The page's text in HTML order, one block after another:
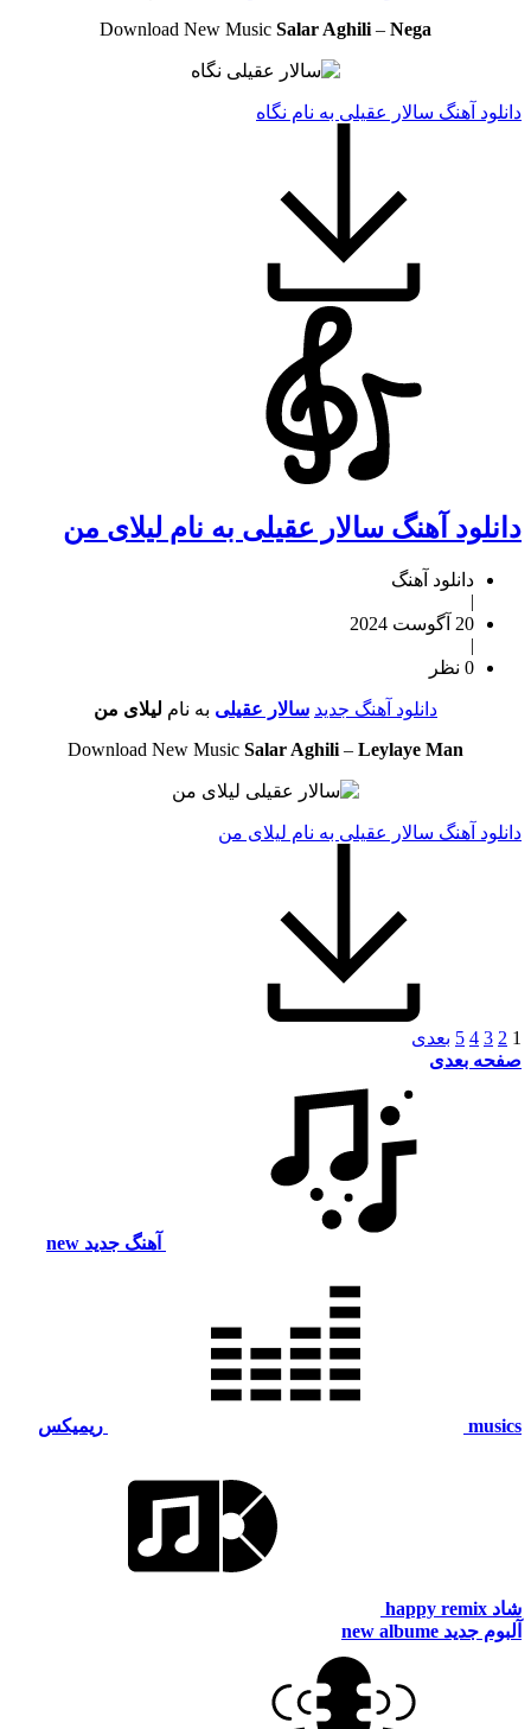
Download New Music Salar Aghili – Nega
دانلود آهنگ سالار عقیلی به نام نگاه
دانلود آهنگ سالار عقیلی به نام لیلای من
دانلود آهنگ
|
20 آگوست 2024
|
0 نظر
دانلود آهنگ جدید سالار عقیلی به نام لیلای من
Download New Music Salar Aghili – Leylaye Man
دانلود آهنگ سالار عقیلی به نام لیلای من
1
2
3
4
5 بعدی
صفحه بعدی
آهنگ جدید new
musics ریمیکس
شاد happy remix
آلبوم جدید new albume